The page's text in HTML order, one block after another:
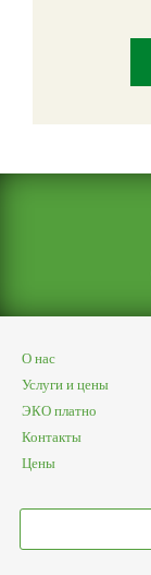
О нас
Услуги и цены
ЭКО платно
Контакты
Цены